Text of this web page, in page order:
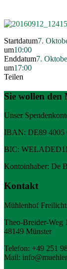
Startdatum7.
um10:00
Enddatum7.
um17:00
Teilen
Sie wollen den
Unser
IBAN: DE89 4005
BIC:
Kontoinhaber: De
Kontakt
Mühlenhof
Theo-Breider-Weg 1
48149 Münster
Telefon: +49 251
Mail: